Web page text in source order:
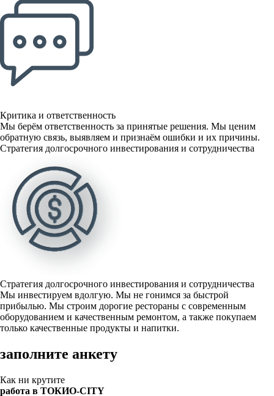
Критика и ответственность
Мы берём ответственность за принятые решения. Мы ценим
обратную связь, выявляем и признаём ошибки и их причины.
Стратегия долгосрочного инвестирования и сотрудничества
Стратегия долгосрочного инвестирования и сотрудничества
Мы инвестируем вдолгую. Мы не гонимся за быстрой
прибылью. Мы строим дорогие рестораны с современным
оборудованием и качественным ремонтом, а также покупаем
только качественные продукты и напитки.
заполните анкету
Как ни крутите
работа в ТОКИО‑CITY